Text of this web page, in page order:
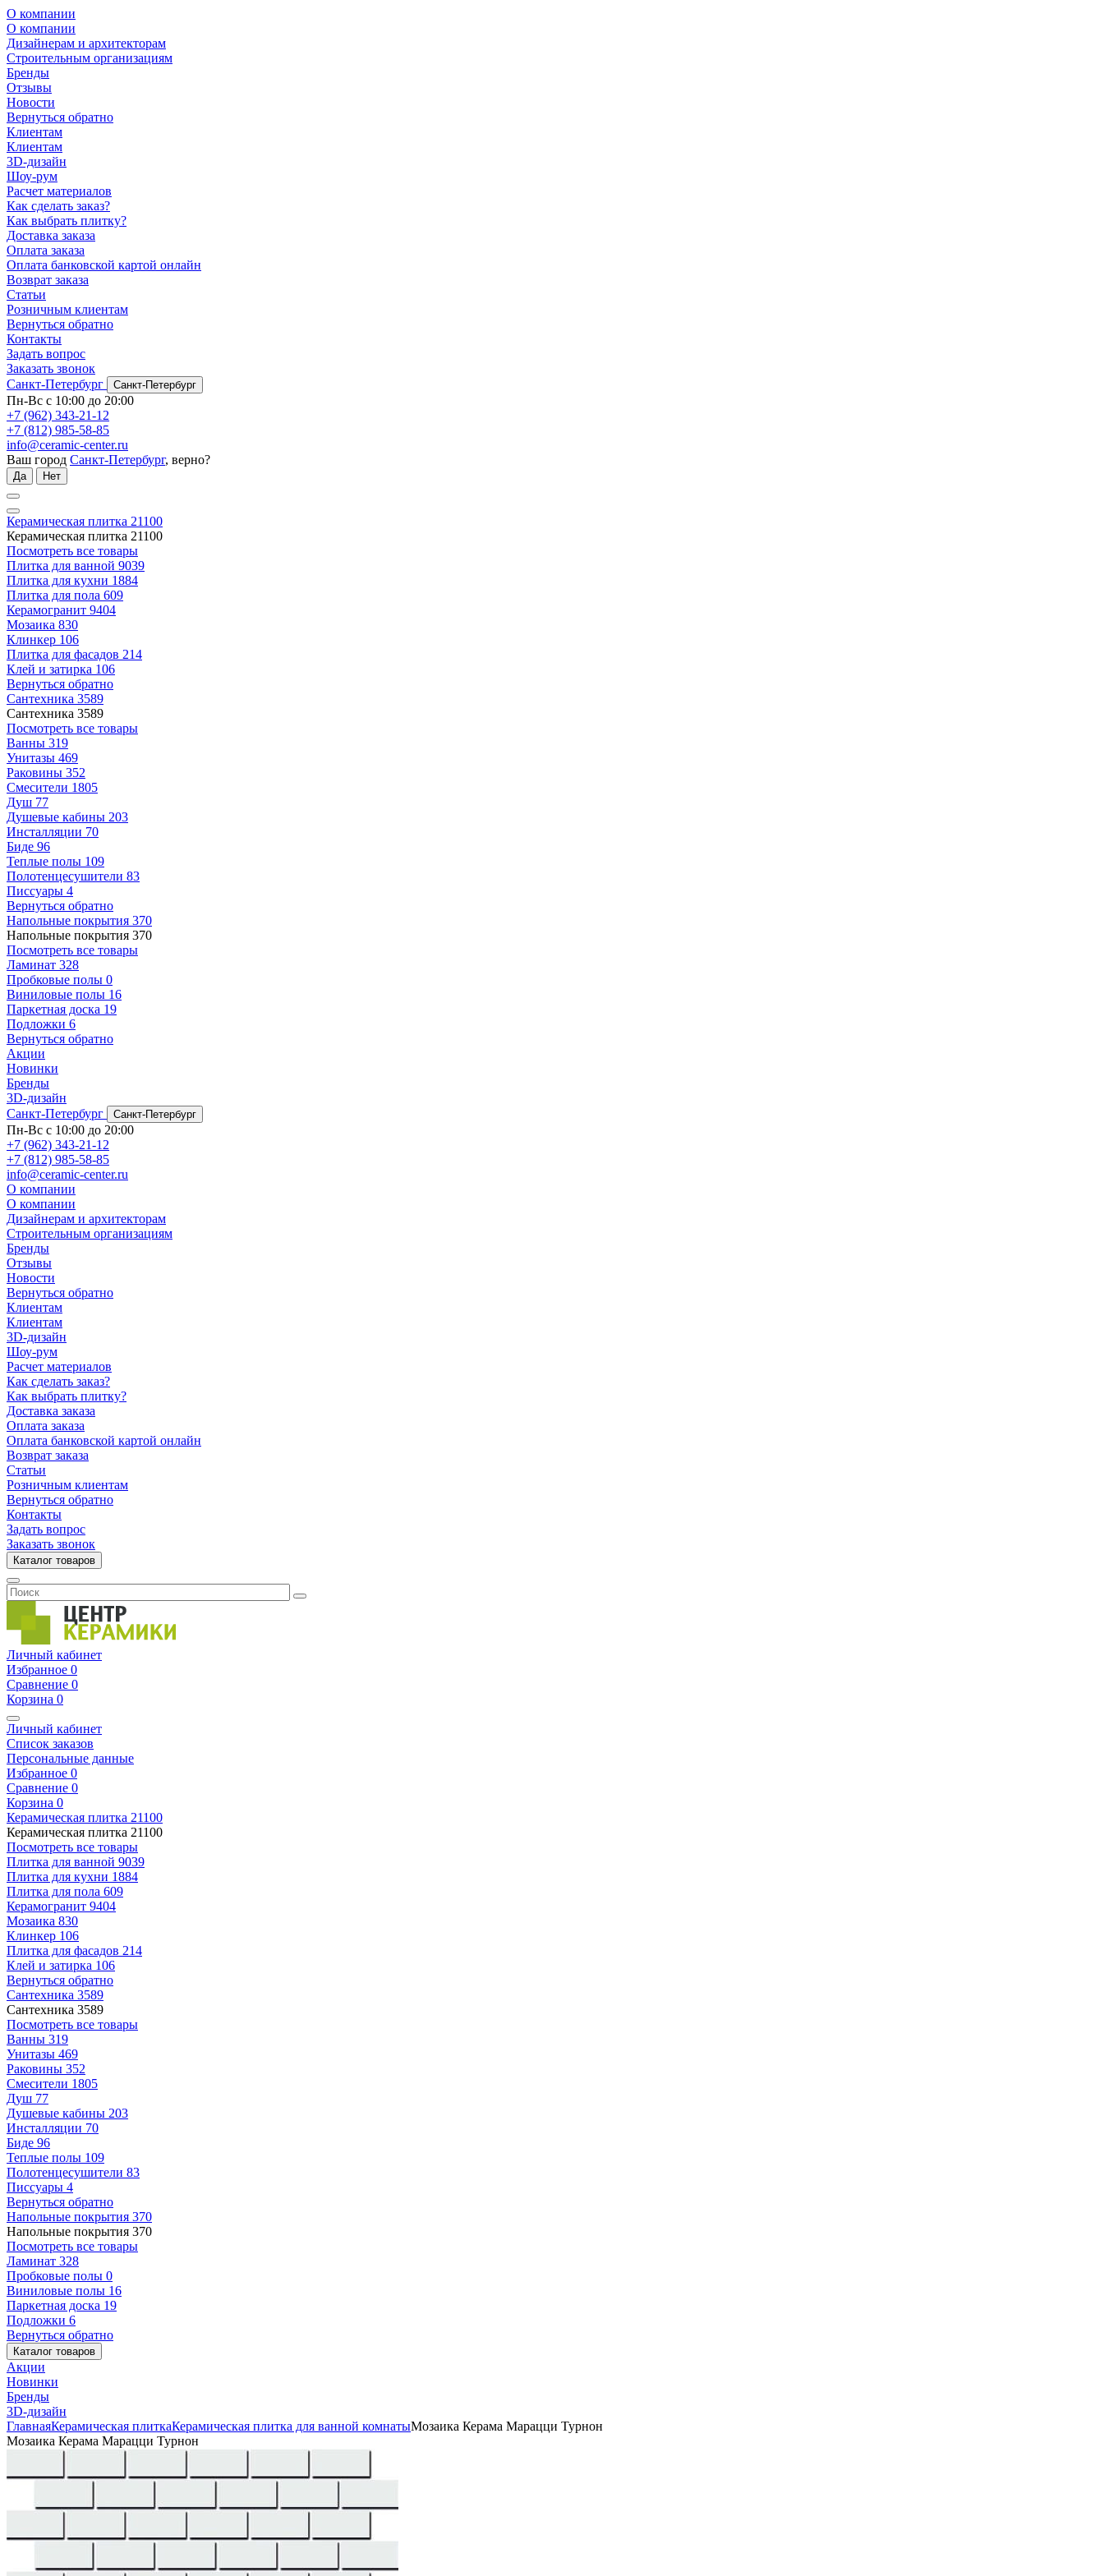
О компании
О компании
Дизайнерам и архитекторам
Строительным организациям
Бренды
Отзывы
Новости
Вернуться обратно
Клиентам
Клиентам
3D-дизайн
Шоу-рум
Расчет материалов
Как сделать заказ?
Как выбрать плитку?
Доставка заказа
Оплата заказа
Оплата банковской картой онлайн
Возврат заказа
Статьи
Розничным клиентам
Вернуться обратно
Контакты
Задать вопрос
Заказать звонок
Санкт-Петербург
Санкт-Петербург
Пн-Вс с 10:00 до 20:00
+7 (962) 343-21-12
+7 (812) 985-58-85
info@ceramic-center.ru
Ваш город Санкт-Петербург, верно?
Да Нет
Керамическая плитка 21100
Керамическая плитка 21100
Посмотреть все товары
Плитка для ванной 9039
Плитка для кухни 1884
Плитка для пола 609
Керамогранит 9404
Мозаика 830
Клинкер 106
Плитка для фасадов 214
Клей и затирка 106
Вернуться обратно
Сантехника 3589
Сантехника 3589
Посмотреть все товары
Ванны 319
Унитазы 469
Раковины 352
Смесители 1805
Душ 77
Душевые кабины 203
Инсталляции 70
Биде 96
Теплые полы 109
Полотенцесушители 83
Писсуары 4
Вернуться обратно
Напольные покрытия 370
Напольные покрытия 370
Посмотреть все товары
Ламинат 328
Пробковые полы 0
Виниловые полы 16
Паркетная доска 19
Подложки 6
Вернуться обратно
Акции
Новинки
Бренды
3D-дизайн
Санкт-Петербург
Санкт-Петербург
Пн-Вс с 10:00 до 20:00
+7 (962) 343-21-12
+7 (812) 985-58-85
info@ceramic-center.ru
О компании
О компании
Дизайнерам и архитекторам
Строительным организациям
Бренды
Отзывы
Новости
Вернуться обратно
Клиентам
Клиентам
3D-дизайн
Шоу-рум
Расчет материалов
Как сделать заказ?
Как выбрать плитку?
Доставка заказа
Оплата заказа
Оплата банковской картой онлайн
Возврат заказа
Статьи
Розничным клиентам
Вернуться обратно
Контакты
Задать вопрос
Заказать звонок
Каталог товаров
Личный кабинет
Избранное 0
Сравнение 0
Корзина 0
Личный кабинет
Список заказов
Персональные данные
Избранное 0
Сравнение 0
Корзина 0
Керамическая плитка 21100
Керамическая плитка 21100
Посмотреть все товары
Плитка для ванной 9039
Плитка для кухни 1884
Плитка для пола 609
Керамогранит 9404
Мозаика 830
Клинкер 106
Плитка для фасадов 214
Клей и затирка 106
Вернуться обратно
Сантехника 3589
Сантехника 3589
Посмотреть все товары
Ванны 319
Унитазы 469
Раковины 352
Смесители 1805
Душ 77
Душевые кабины 203
Инсталляции 70
Биде 96
Теплые полы 109
Полотенцесушители 83
Писсуары 4
Вернуться обратно
Напольные покрытия 370
Напольные покрытия 370
Посмотреть все товары
Ламинат 328
Пробковые полы 0
Виниловые полы 16
Паркетная доска 19
Подложки 6
Вернуться обратно
Каталог товаров
Акции
Новинки
Бренды
3D-дизайн
ГлавнаяКерамическая плиткаКерамическая плитка для ванной комнатыМозаика Керама Марацци Турнон
Мозаика Керама Марацци Турнон